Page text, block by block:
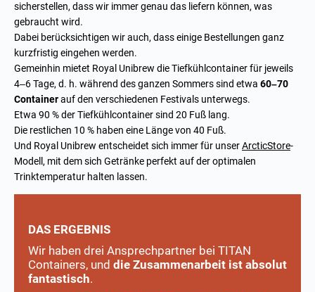
sicherstellen, dass wir immer genau das liefern können, was
gebraucht wird.
Dabei berücksichtigen wir auch, dass einige Bestellungen ganz
kurzfristig eingehen werden.
Gemeinhin mietet Royal Unibrew die Tiefkühlcontainer für jeweils
4–6 Tage, d. h. während des ganzen Sommers sind etwa 60–70
Containerauf den verschiedenen Festivals unterwegs.
Etwa 90 % der Tiefkühlcontainer sind 20 Fuß lang.
Die restlichen 10 % haben eine Länge von 40 Fuß.
Und Royal Unibrew entscheidet sich immer für unserArcticStore-
Modell, mit dem sich Getränke perfekt auf der optimalen
Trinktemperatur halten lassen.
DAS ERGEBNIS
Wir haben drei Ansprechpartner bei TITAN
Containers, und die Zusammenarbeit ist absolut
fantastisch.